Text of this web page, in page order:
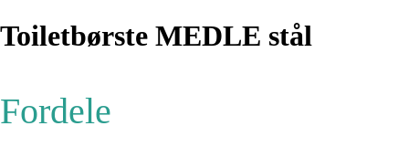
Toiletbørste MEDLE stål
Fordele